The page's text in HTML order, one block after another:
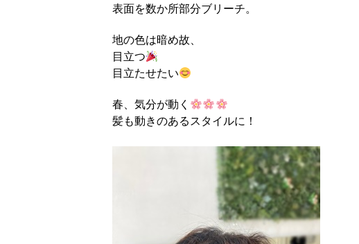
表面を数か所部分ブリーチ。
地の色は暗め故、
目立つ
目立たせたい
春、気分が動く
髪も動きのあるスタイルに！